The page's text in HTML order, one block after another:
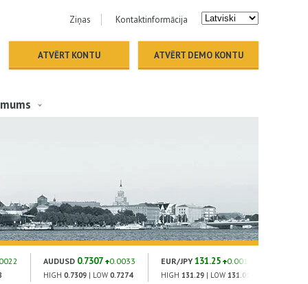
Ziņas Kontaktinformācija
ATVĒRT KONTU ATVĒRT DEMO KONTU
AUDUSD 0.7307 0.0033
HIGH 0.7309 | LOW 0.7274
EUR/JPY 131.25 0.001
HIGH 131.29 | LOW 131.01